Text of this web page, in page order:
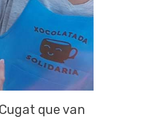
que van